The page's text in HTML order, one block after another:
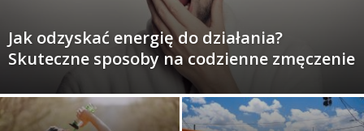
Jak odzyskać energię do działania?
Skuteczne sposoby na codzienne zmęczenie